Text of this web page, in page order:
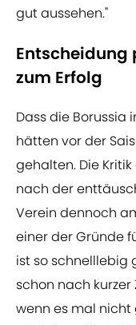
gut aussehen."
Entscheidung
zum Erfolg
Dass die Borussia
hätten vor der
gehalten. Die
nach der
Verein dennoch
einer der Gründe
ist so schnelllebig
schon nach
wenn es mal nicht